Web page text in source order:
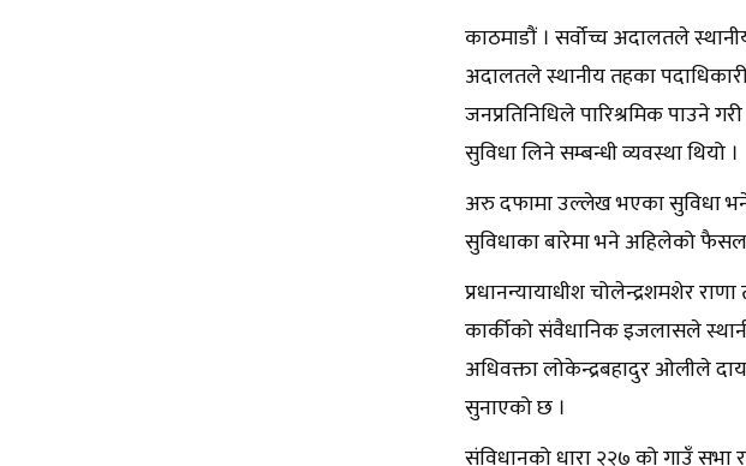
काठमाडौं । सर्वोच्च अदालतले
अदालतले स्थानीय तहका
जनप्रतिनिधिले पारिश्रमिक पाउने
सुविधा लिने सम्बन्धी व्यवस्था थियो ।
अरु दफामा उल्लेख भएका सुविधा भने
सुविधाका बारेमा भने अहिलेको
प्रधानन्यायाधीश चोलेन्द्रशमशेर
कार्कीको संवैधानिक इजलासले
अधिवक्ता लोकेन्द्रबहादुर ओलीले
सुनाएको छ ।
संविधानको धारा २२७ को गाउँ